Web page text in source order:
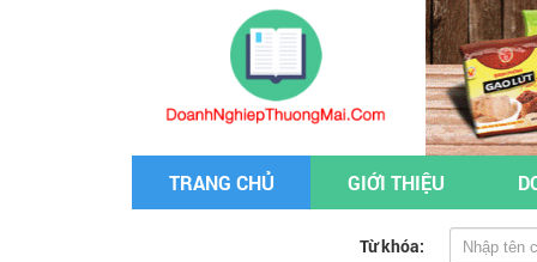
TRANG CHỦ GIỚI THIỆU
Từ khóa: